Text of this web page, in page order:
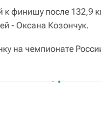
к финишу после 132,9
- Оксана Козончук.
на чемпионате